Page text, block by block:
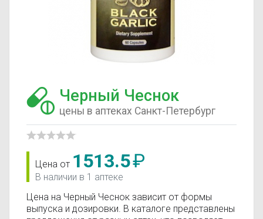
Черный Чеснок
цены в аптеках Санкт-Петербург
Цена от 1513.5₽
В наличии в 1 аптеке
Цена на Черный Чеснок зависит от формы
выпуска и дозировки. В каталоге представлены